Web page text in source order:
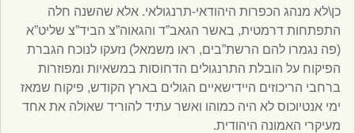
כן\לא מנהג הכפרות היהודאי-תרנגולאי. אלא שהשנה חלה
התפתחות דרמטית, באשר הגאב”ד והגאוה”צ הביד”צ שליט”א
(פה נגמרו להם הרשת”בים, ראו משמאל) נזעקו לנוכח הגברת
הפיקוח על הובלת התרנגולים הדחוסות במשאיות ומפוזרות
ברחבי הריכוזים היידישאיים הגולים בארץ הקודש, פיקוח שמאז
ימי אנטיוכוס לא היה כמוהו ואשר עתיד להוריד שאולה את אחד
מעיקרי האמונה היהודית.